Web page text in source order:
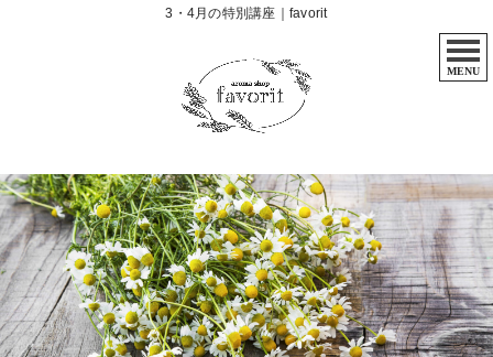
3・4月の特別講座｜favorit
MENU